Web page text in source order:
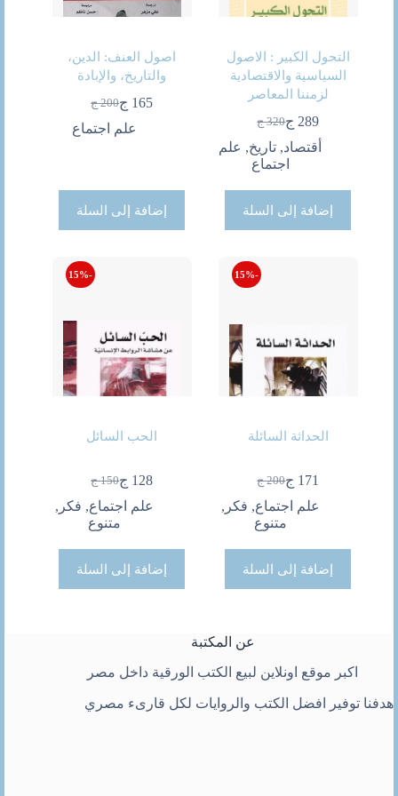
التحول الكبير : الاصول
السياسية والاقتصادية
لزمننا المعاصر
320 ج
السعر
الأصلي
هو:
289 جالسعر
الحالي
هو:
أقتصاد, تاريخ, علم
اجتماع
إضافة إلى السلة
اصول العنف: الدين،
والتاريخ، والإبادة
200 ج
السعر
الأصلي
165 جالسعر
الحالي
علم اجتماع
إضافة إلى السلة
-15%
الحداثة السائلة
200 ج
السعر
الأصلي
هو:
171 جالسعر
الحالي
هو:
علم اجتماع, فكر ,
متنوع
إضافة إلى السلة
-15%
الحب السائل
150 ج
السعر
الأصلي
هو:
128 جالسعر
الحالي
هو:
علم اجتماع, فكر ,
متنوع
إضافة إلى السلة
عن المكتبة
اكبر موقع اونلاين لبيع الكتب الورقية داخل مصر
هدفنا توفير افضل الكتب والروايات لكل قارىء مصري